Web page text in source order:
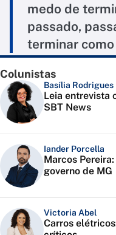
medo de
passado,
terminar
Colunistas
Basília Rodrigues
Leia entrevista
SBT News
Iander Porcella
Marcos
governo de MG
Victoria Abel
Carros